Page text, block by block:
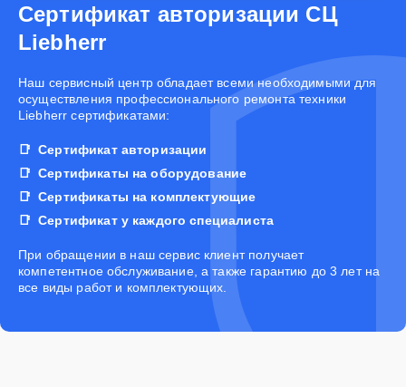
Сертификат авторизации СЦ
Liebherr
Наш сервисный центр обладает всеми необходимыми для
осуществления профессионального ремонта техники
Liebherr сертификатами:
Сертификат авторизации
Сертификаты на оборудование
Сертификаты на комплектующие
Сертификат у каждого специалиста
При обращении в наш сервис клиент получает
компетентное обслуживание, а также гарантию до 3 лет на
все виды работ и комплектующих.